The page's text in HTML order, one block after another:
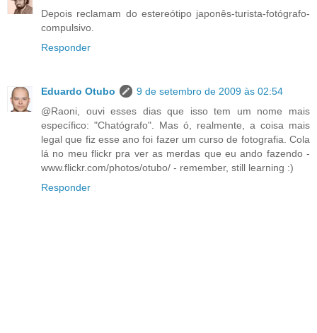
Depois reclamam do estereótipo japonês-turista-fotógrafo-
compulsivo.
Responder
Eduardo Otubo
9 de setembro de 2009 às 02:54
@Raoni, ouvi esses dias que isso tem um nome mais
específico: "Chatógrafo". Mas ó, realmente, a coisa mais
legal que fiz esse ano foi fazer um curso de fotografia. Cola
lá no meu flickr pra ver as merdas que eu ando fazendo -
www.flickr.com/photos/otubo/ - remember, still learning :)
Responder